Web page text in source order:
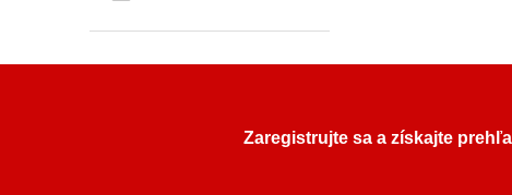
Zaregistrujte sa a získajte